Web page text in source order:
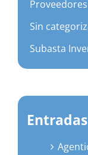
Sin
Subasta